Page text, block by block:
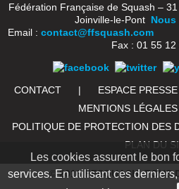
Fédération Française de Squash –
Joinville-le-Pont
Email : contact@ffsquash.com
Fax : 01 55 12
CONTACT | ESPACE PRESSE
MENTIONS
POLITIQUE DE PROTECTION DES
PLAN DU
© 2016 FFSQUASH. TOUS
Les cookies assurent le bon
services. En utilisant ces